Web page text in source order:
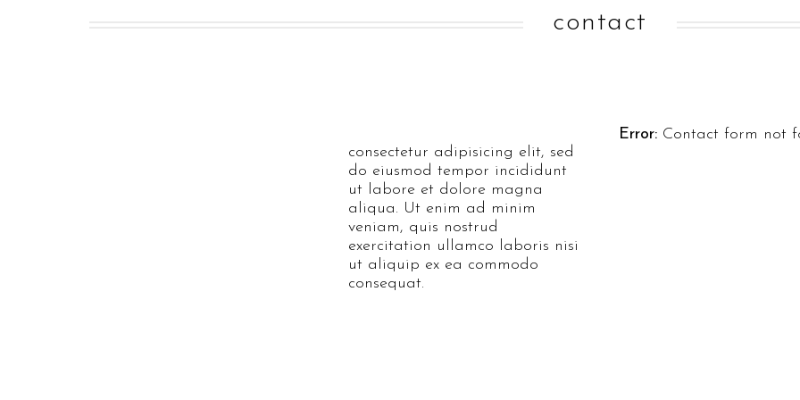
contact
consectetur adipisicing elit, sed
do eiusmod tempor incididunt
ut labore et dolore magna
aliqua. Ut enim ad minim
veniam, quis nostrud
exercitation ullamco laboris nisi
ut aliquip ex ea commodo
consequat.
Error: Contact form not